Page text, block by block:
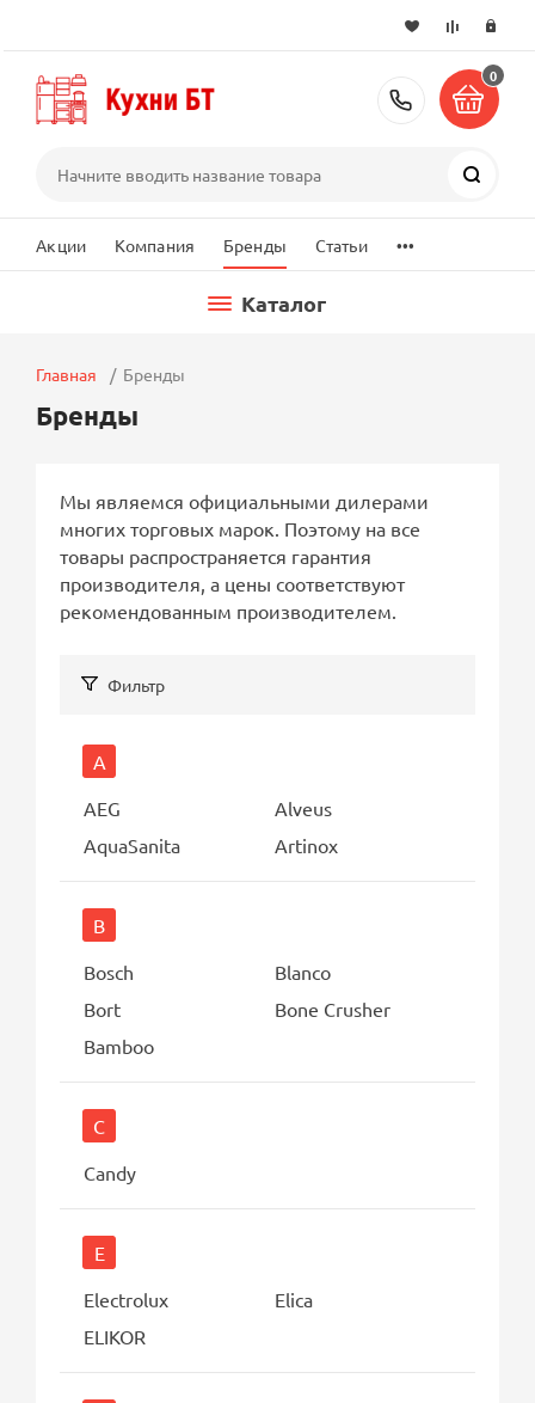
+7 (495)
0
Акции Компания Бренды Статьи ...
Каталог
Главная Бренды
Бренды
Мы являемся официальными дилерами
многих торговых марок. Поэтому на все
товары распространяется гарантия
производителя, а цены соответствуют
рекомендованным производителем.
Фильтр
A
AEG
Alveus
AquaSanita
Artinox
B
Bosch
Blanco
Bort
Bone Crusher
Bamboo
C
Candy
E
Electrolux
Elica
ELIKOR